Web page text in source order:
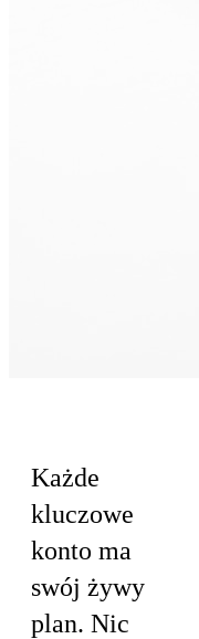
Każde
kluczowe
konto ma
swój żywy
plan. Nic